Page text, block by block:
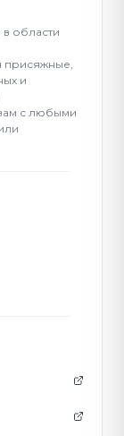
области
присяжные,
и
с любыми